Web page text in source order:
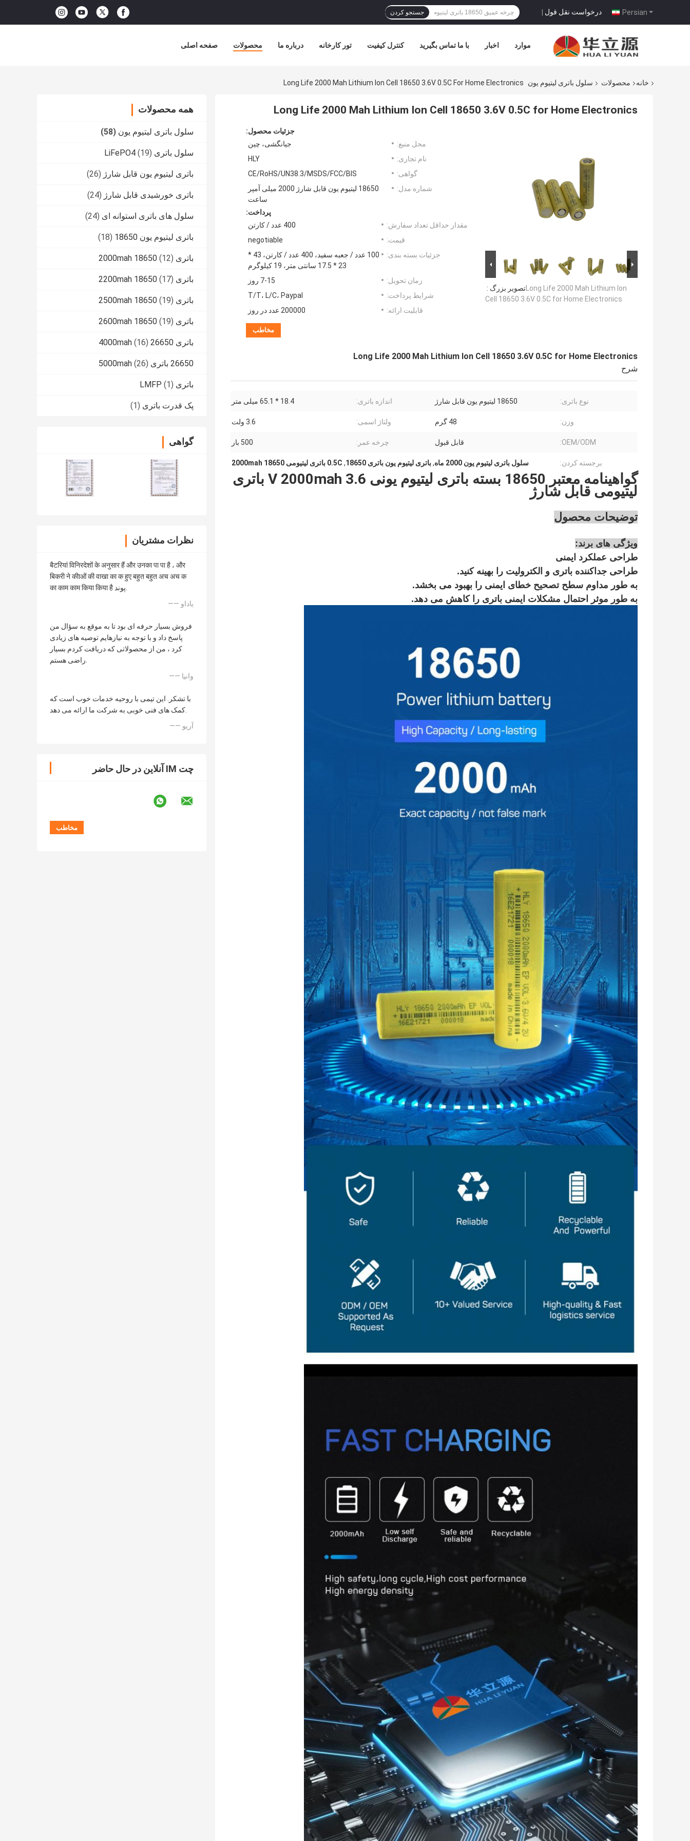
Persian درخواست نقل قول | جستجو کردن
صفحه اصلی محصولات درباره ما تور کارخانه کنترل کیفیت با ما تماس بگیرید اخبار موارد
خانه محصولات سلول باتری لیتیوم یون Long Life 2000 Mah Lithium Ion Cell 18650 3.6V 0.5C For Home Electronics
همه محصولات
سلول باتری لیتیوم یون (58)
سلول باتری LiFePO4 (19)
باتری لیتیوم یون قابل شارژ (26)
باتری خورشیدی قابل شارژ (24)
سلول های باتری استوانه ای (24)
باتری لیتیوم یون 18650 (18)
باتری 2000mah 18650 (12)
باتری 2200mah 18650 (17)
باتری 2500mah 18650 (19)
باتری 2600mah 18650 (19)
باتری 26650 4000mah (16)
26650 باتری 5000mah (26)
باتری LMFP (1)
پک قدرت باتری (1)
گواهی
نظرات مشتریان
बैटरियां विनिरदेशों के अनुसार हैं और उनका पा पा है ، और
बिकरी ने कीाओं की वाखा का क हुए बहुत बहुत अच अच क
का काम काम किया किया है پوند.
—— یاداو
فروش بسیار حرفه ای بود تا به موقع به سؤال من
پاسخ داد و با توجه به نیازهایم توصیه های زیادی
کرد ، من از محصولاتی که دریافت کردم بسیار
راضی هستم.
—— وانیا
با تشکر. این تیمی با روحیه خدمات خوب است که
کمک های فنی خوبی به شرکت ما ارائه می دهد.
—— آریو
چت IM آنلاین در حال حاضر
Long Life 2000 Mah Lithium Ion Cell 18650 3.6V 0.5C for Home Electronics
تصویر بزرگ :Long Life 2000 Mah Lithium Ion
Cell 18650 3.6V 0.5C for Home Electronics
جزئیات محصول:
محل منبع:
جیانگشی، چین
نام تجاری:
HLY
گواهی:
CE/RoHS/UN38.3/MSDS/FCC/BIS
شماره مدل:
18650 لیتیوم یون قابل شارژ 2000 میلی آمپر
ساعت
پرداخت:
مقدار حداقل تعداد سفارش:
400 عدد / کارتن
قیمت:
negotiable
جزئیات بسته بندی:
100 عدد / جعبه سفید، 400 عدد / کارتن، 43 *
23 * 17.5 سانتی متر، 19 کیلوگرم
زمان تحویل:
7-15 روز
شرایط پرداخت:
T/T، L/C، Paypal
قابلیت ارائه:
200000 عدد در روز
مخاطب
Long Life 2000 Mah Lithium Ion Cell 18650 3.6V 0.5C for Home Electronics
شرح
نوع باتری: 18650 لیتیوم یون قابل شارژ اندازه باتری: 18.4 * 65.1 میلی متر
وزن: 48 گرم ولتاژ اسمی: 3.6 ولت
OEM/ODM: قابل قبول چرخه عمر: 500 بار
برجسته کردن: سلول باتری لیتیوم یون 2000 ماه ,باتری لیتیوم یون باتری 18650 , 0.5C باتری لیتیومی 2000mah 18650
گواهینامه معتبر 18650 بسته باتری لیتیوم یونی 3.6 V 2000mah باتری
لیتیومی قابل شارژ
توضیحات محصول
ویژگی های برند:
طراحی عملکرد ایمنی
طراحی جداکننده باتری و الکترولیت را بهینه کنید.
به طور مداوم سطح تصحیح خطای ایمنی را بهبود می بخشد.
به طور موثر احتمال مشکلات ایمنی باتری را کاهش می دهد.